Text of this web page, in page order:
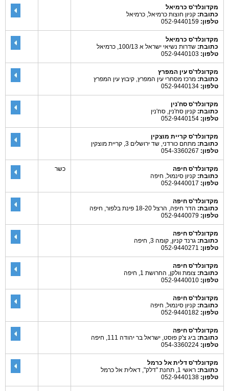
מקדונלד'ס כרמיאל
כתובת: קניון חוצות כרמיאל, כרמיאל
טלפון:
מקדונלד'ס כרמיאל
כתובת: שדרות נשיאי ישראל א 100/13, כרמיאל
טלפון:
מקדונלד'ס עין המפרץ
כתובת: מרכז מסחרי עין המפרץ, קיבוץ עין המפרץ
טלפון:
מקדונלד'ס סח'נין
כתובת: קניון סח'נין, סח'נין
טלפון:
מקדונלד'ס קריית מוצקין
כתובת: מתחם כורדני, שד ירושלים 3, קריית מוצקין
טלפון:
מקדונלד'ס חיפה
כתובת: קניון סינמול, חיפה
טלפון:
כשר
מקדונלד'ס חיפה
כתובת: הדר חיפה, הרצל 18-20 פינת בלפור, חיפה
טלפון:
מקדונלד'ס חיפה
כתובת: גרנד קניון, קומה 3, חיפה
טלפון:
מקדונלד'ס חיפה
כתובת: צומת וולקן, החרושת 1, חיפה
טלפון:
מקדונלד'ס חיפה
כתובת: קניון סינמול, חיפה
טלפון:
מקדונלד'ס חיפה
כתובת: ביג צ'ק פוסט, ישראל בר יהודה 111, חיפה
טלפון:
מקדונלד'ס דלית אל כרמל
כתובת: ראשי 1, תחנת "דלק", דאלית אל כרמל
טלפון: